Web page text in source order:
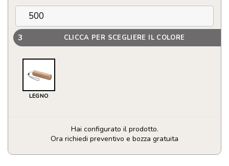
3 CLICCA PER SCEGLIERE IL COLORE
LEGNO
Hai configurato il prodotto.
Ora richiedi preventivo e bozza gratuita
Torcia